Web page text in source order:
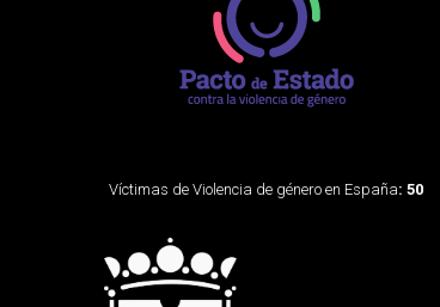
Víctimas de Violencia de género en España: 50